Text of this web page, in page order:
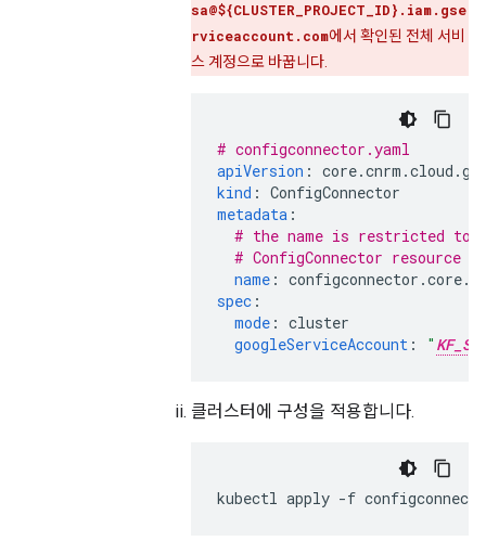
sa@${CLUSTER_PROJECT_ID}.iam.gse
rviceaccount.com에서 확인된 전체 서비
스 계정으로 바꿉니다.
# configconnector.yaml
apiVersion :
kind : ConfigConnector
metadata :
# the name is restricted to
# ConfigConnector
name :
spec :
mode : cluster
googleServiceAccount : "
클러스터에 구성을 적용합니다.
kubectl apply -f